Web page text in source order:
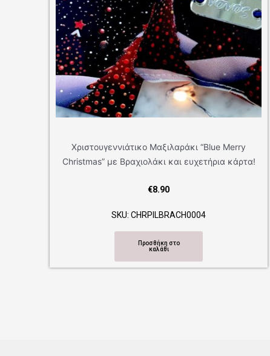
Γούρι πόρτας ασορτί με ξύλινο γούρι CHBASIC5
€12.50
SKU: CHBASIC5
Προσθήκη στο
καλάθι